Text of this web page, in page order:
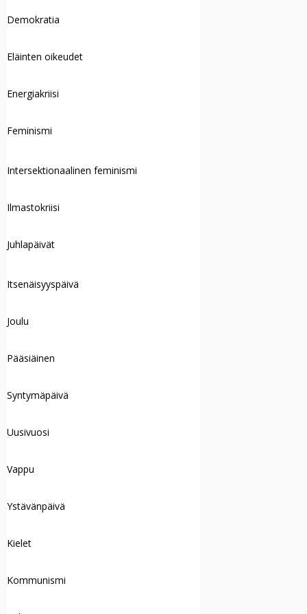
Demokratia
Eläinten oikeudet
Energiakriisi
Feminismi
Intersektionaalinen feminismi
Ilmastokriisi
Juhlapäivät
Itsenäisyyspäivä
Joulu
Pääsiäinen
Syntymäpäivä
Uusivuosi
Vappu
Ystävänpäivä
Kielet
Kommunismi